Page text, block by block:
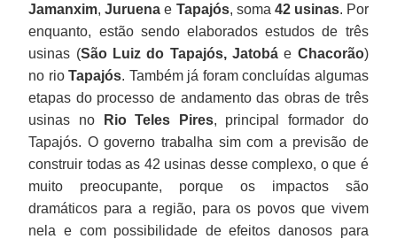
Jamanxim,Juruena e Tapajós, soma 42 usinas. Por
enquanto, estão sendo elaborados estudos de três
usinas (São Luiz do Tapajós, Jatobáe Chacorão)
no rioTapajós. Também já foram concluídas algumas
etapas do processo de andamento das obras de três
usinas no
Rio Teles Pires, principal formador do
Tapajós. O governo trabalha sim com a previsão de
construir todas as 42 usinas desse complexo, o que é
muito preocupante, porque os impactos são
dramáticos para a região, para os povos que vivem
nela e com possibilidade de efeitos danosos para